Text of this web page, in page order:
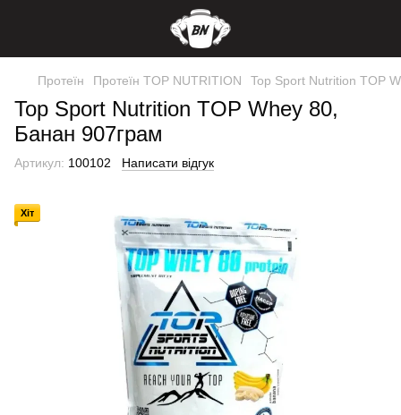
Протеїн Протеїн TOP NUTRITION Top Sport Nutrition TOP
Top Sport Nutrition TOP Whey 80,
Банан 907грам
Артикул: 100102 Написати відгук
Хіт